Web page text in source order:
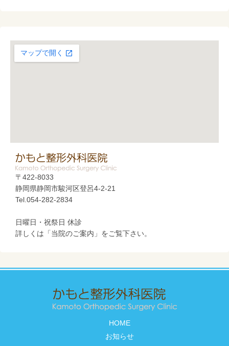
〒422-8033
静岡県静岡市駿河区登呂4-2-21
Tel.054-282-2834
日曜日・祝祭日 休診
詳しくは「当院のご案内」をご覧下さい。
HOME
お知らせ